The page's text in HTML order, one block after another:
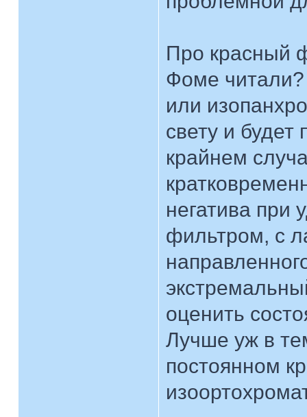
Про красный
Фоме
или
свету и
крайнем
негатива при
фильтром, с
оценить
Лучше уж в
постоянном